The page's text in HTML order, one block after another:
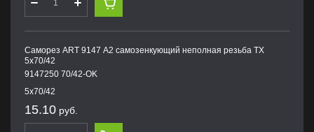
Саморез ART 9147 А2 самозенкующий неполная резьба TX
5х70/42
9147250 70/42-OK
5х70/42
15.10 руб.